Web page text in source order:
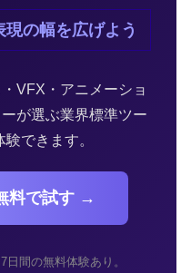
の幅を広げよう
VFX・アニメーショ
が選ぶ業界標準ツー
できます。
料で試す →
間の無料体験あり。